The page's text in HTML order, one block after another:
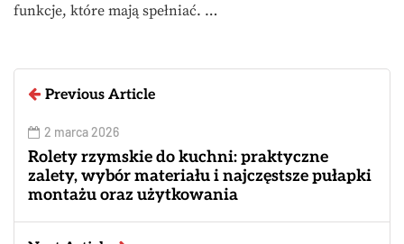
funkcje, które mają spełniać. …
Previous Article
2 marca 2026
Rolety rzymskie do kuchni: praktyczne
zalety, wybór materiału i najczęstsze pułapki
montażu oraz użytkowania